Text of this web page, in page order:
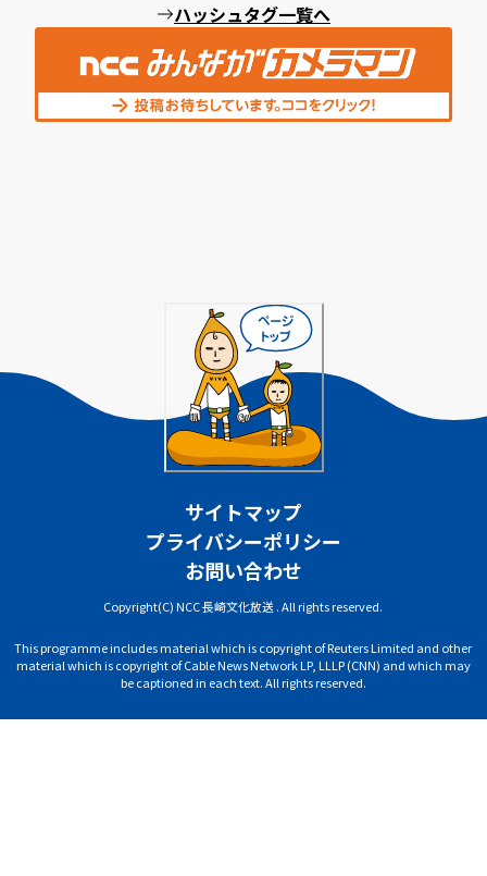
ハッシュタグ一覧へ
サイトマップ
プライバシーポリシー
お問い合わせ
Copyright(C) NCC 長崎文化放送 . All rights reserved.
This programme includes material which is copyright of Reuters Limited and other
material which is copyright of Cable News Network LP, LLLP (CNN) and which may
be captioned in each text. All rights reserved.